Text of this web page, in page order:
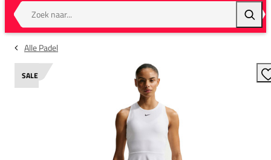
Zoek naar...
Alle Padel
SALE